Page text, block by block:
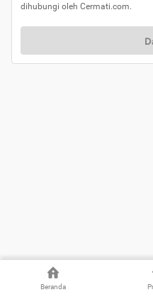
Beranda
dihubungi oleh Cermati.com.